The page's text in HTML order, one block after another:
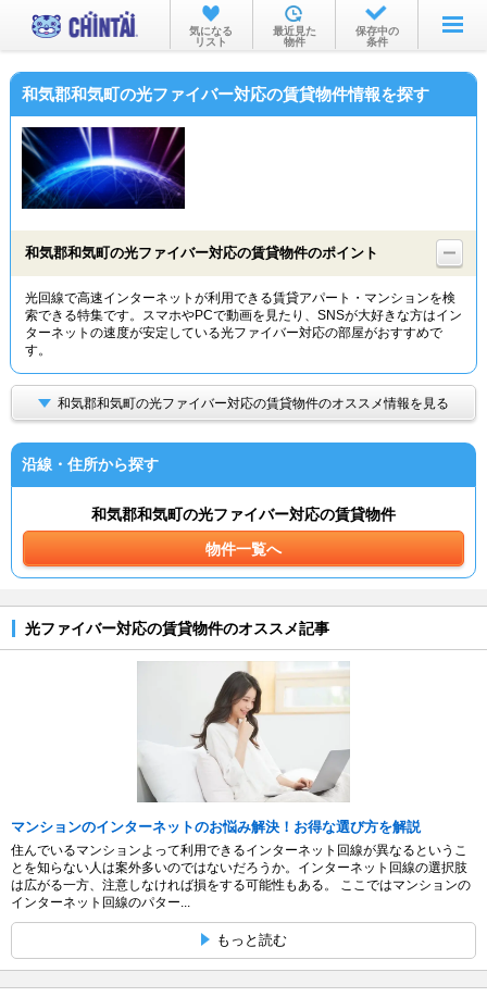
お部屋を探す
沿線・駅から
物件特集から
TOP
気になる
リスト
最近見た
物件
保存中の
条件
和気郡和気町の光ファイバー対応の賃貸物件情報を探す
和気郡和気町の光ファイバー対応の賃貸物件のポイント
光回線で高速インターネットが利用できる賃貸アパート・マンションを検
索できる特集です。スマホやPCで動画を見たり、SNSが大好きな方はイン
ターネットの速度が安定している光ファイバー対応の部屋がおすすめで
す。
和気郡和気町の光ファイバー対応の賃貸物件のオススメ情報を見る
沿線・住所から探す
和気郡和気町の光ファイバー対応の賃貸物件
物件一覧へ
光ファイバー対応の賃貸物件のオススメ記事
マンションのインターネットのお悩み解決！お得な選び方を解説
住んでいるマンションよって利用できるインターネット回線が異なるというこ
とを知らない人は案外多いのではないだろうか。インターネット回線の選択肢
は広がる一方、注意しなければ損をする可能性もある。 ここではマンションの
インターネット回線のパター...
もっと読む